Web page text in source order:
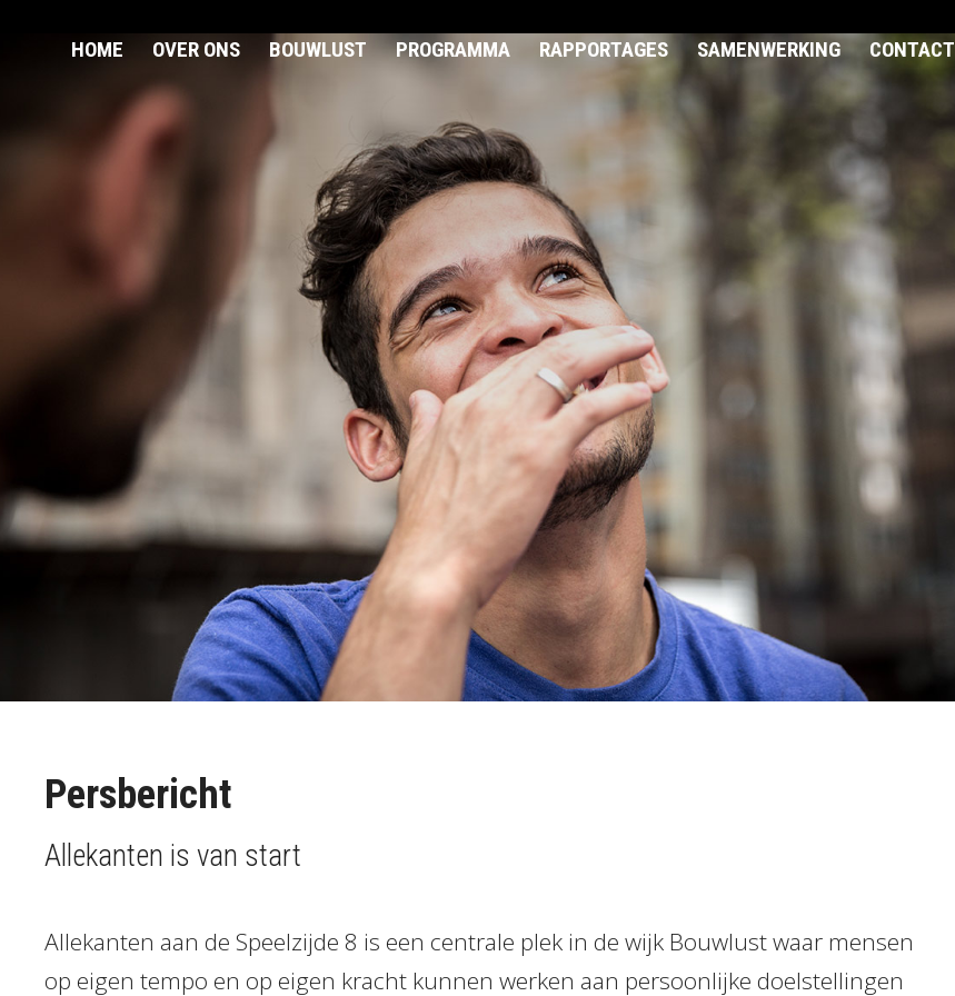
HOME OVER ONS BOUWLUST PROGRAMMA RAPPORTAGES SAMENWERKING CONTACT
Persbericht
Allekanten is van start
Allekanten aan de Speelzijde 8 is een centrale plek in de wijk Bouwlust waar mensen
op eigen tempo en op eigen kracht kunnen werken aan persoonlijke doelstellingen